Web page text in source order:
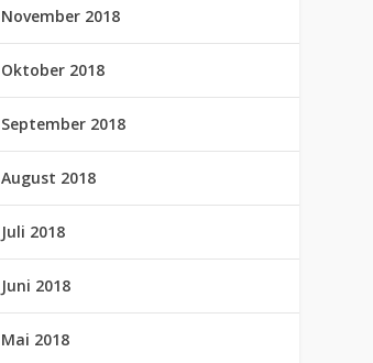
November 2018
Oktober 2018
September 2018
August 2018
Juli 2018
Juni 2018
Mai 2018